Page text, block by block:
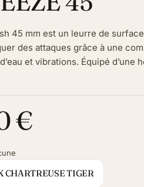
45 mm est un leurre de
des attaques grâce à une
et vibrations. Équipé d’une
€
CHARTREUSE TIGER